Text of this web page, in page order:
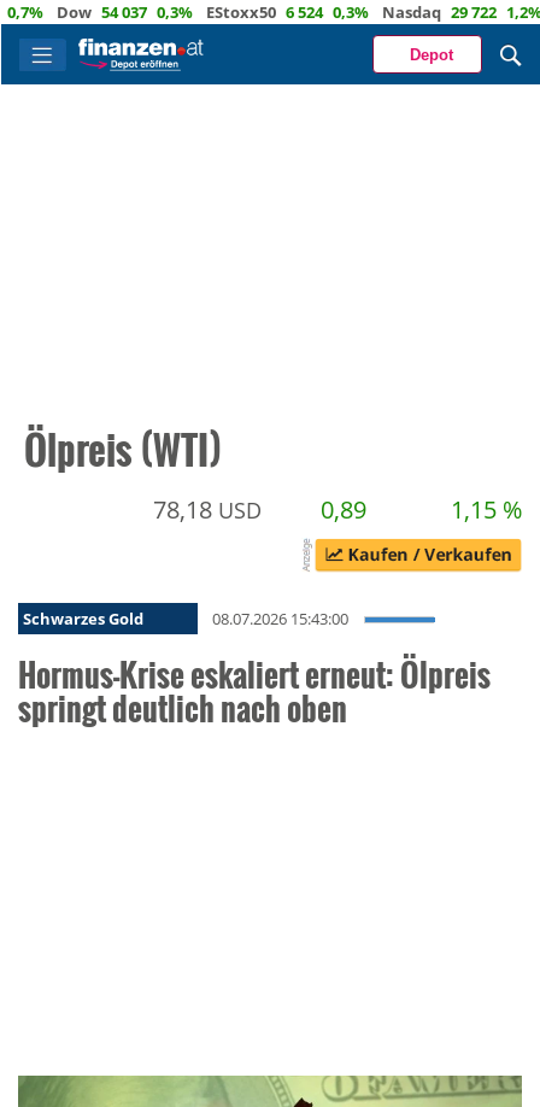
Dow 54 037 0,3% EStoxx50 6 524 0,3% Nasdaq 29 722 1,2% Öl
Depot
Ölpreis (WTI)
78,18 USD 0,89 1,15 %
Schwarzes Gold 08.07.2026 15:43:00
Hormus-Krise eskaliert erneut: Ölpreis
springt deutlich nach oben